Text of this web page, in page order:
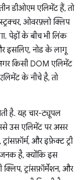
डीओएम एलिमेंट हैं, तो
स्ट्रक्चर, ओवरफ़्लो क्लिप
पेड़ों के बीच भी लिंक
इसलिए, नोड के लागू
किसी DOM एलिमेंट
के नीचे है, तो
है. यह चार-ट्यूपल
उस एलिमेंट पर असर
और इफ़ेक्ट ट्री
है, क्योंकि इस
ट्रांसफ़ॉर्मेशन, और